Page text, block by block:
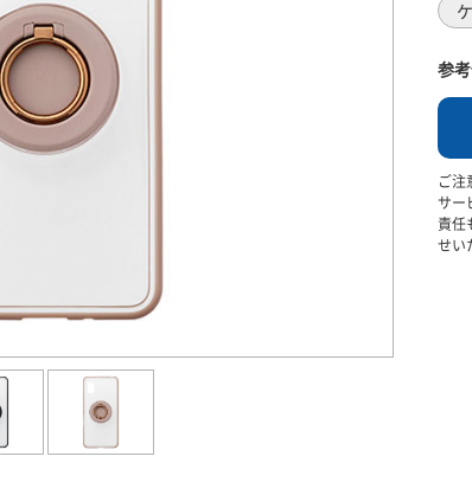
参
ご注
サー
責任
せい